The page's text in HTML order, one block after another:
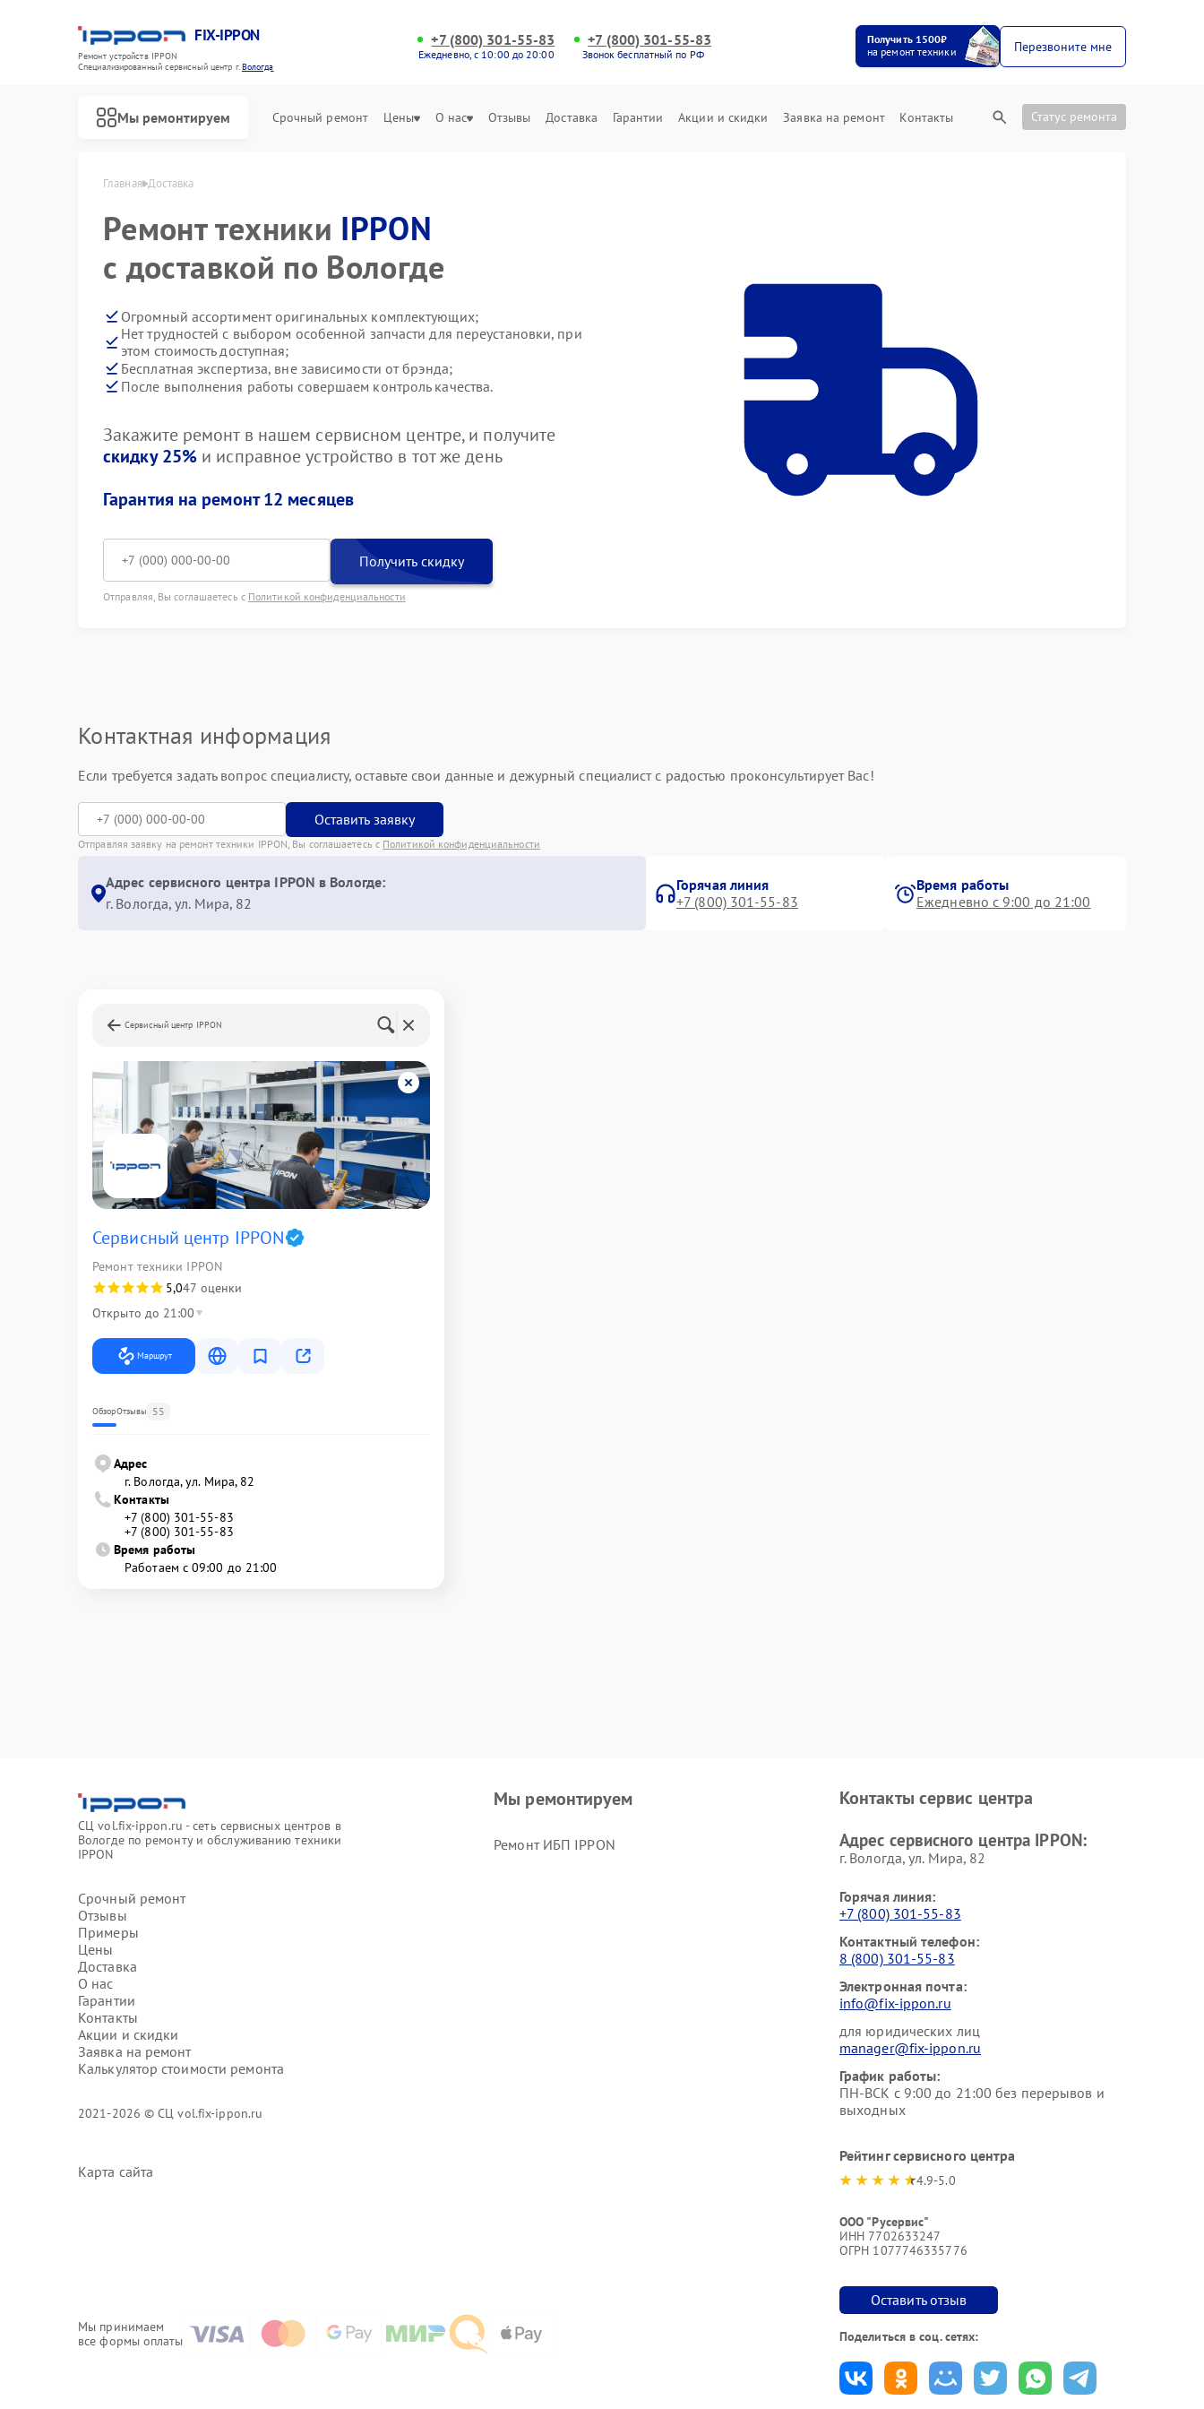
FIX-IPPON
Ремонт устройств IPPON
Специализированный cервисный центр г.Вологда
+7 (800) 301-55-83
Ежедневно, с 10:00 до 20:00
+7 (800) 301-55-83
Звонок бесплатный по РФ
Получить 1500₽
на ремонт техники
Перезвоните мне
Мы ремонтируем Срочный ремонт Цены О нас Отзывы Доставка Гарантии Акции и скидки Заявка на ремонт Контакты Статус ремонта
Главная Доставка
Ремонт техники IPPON
с доставкой по Вологде
Огромный ассортимент оригинальных комплектующих;
Нет трудностей с выбором особенной запчасти для переустановки, при
этом стоимость доступная;
Бесплатная экспертиза, вне зависимости от брэнда;
После выполнения работы совершаем контроль качества.
Закажите ремонт в нашем сервисном центре, и получите
скидку 25% и исправное устройство в тот же день
Гарантия на ремонт 12 месяцев
Получить скидку
Отправляя, Вы соглашаетесь с Политикой конфиденциальности
Контактная информация
Если требуется задать вопрос специалисту, оставьте свои данные и дежурный специалист с радостью проконсультирует Вас!
Оставить заявку
Отправляя заявку на ремонт техники IPPON, Вы соглашаетесь с Политикой конфиденциальности
Адрес сервисного центра IPPON в Вологде:
г. Вологда, ул. Мира, 82
Горячая линия
+7 (800) 301-55-83
Время работы
Ежедневно с 9:00 до 21:00
Сервисный центр IPPON
Сервисный центр IPPON
Ремонт техники IPPON
5,047 оценки
Открыто до 21:00
Маршрут
ОбзорОтзывы 55
Адрес
г. Вологда, ул. Мира, 82
Контакты
+7 (800) 301-55-83
+7 (800) 301-55-83
Время работы
Работаем с 09:00 до 21:00
СЦ vol.fix-ippon.ru - сеть сервисных центров в
Вологде по ремонту и обслуживанию техники
IPPON
Срочный ремонт
Отзывы
Примеры
Цены
Доставка
О нас
Гарантии
Контакты
Акции и скидки
Заявка на ремонт
Калькулятор стоимости ремонта
2021-2026 © СЦ vol.fix-ippon.ru
Карта сайта
Мы принимаем
все формы оплаты
Мы ремонтируем
Ремонт ИБП IPPON
Контакты сервис центра
Адрес сервисного центра IPPON:
г. Вологда, ул. Мира, 82
Горячая линия:
+7 (800) 301-55-83
Контактный телефон:
8 (800) 301-55-83
Электронная почта:
info@fix-ippon.ru
для юридических лиц
manager@fix-ippon.ru
График работы:
ПН-ВСК с 9:00 до 21:00 без перерывов и
выходных
Рейтинг сервисного центра
4.9-5.0
ООО "Русервис"
ИНН 7702633247
ОГРН 1077746335776
Оставить отзыв
Поделиться в соц. сетях: